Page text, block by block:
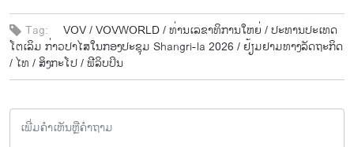
Tag: VOV /VOVWORLD /ທ່ານ​ເລ​ຂາ​ທິ​ການ​ໃຫຍ່ /ປະ​ທານ​ປະ​ເທດ
ໂຕ​ເລິມ ​ກ່າວ​ປາ​ໄສໃນ​ກອງ​ປະ​ຊຸມ Shangri-la 2026 /ຢ້ຽມ​ຢາມ​ທາງ​ລັດ​ຖະ​ກິດ​
/ໄທ / ສິງ​ກະ​ໂປ /ຟີ​ລິບ​ປິນ